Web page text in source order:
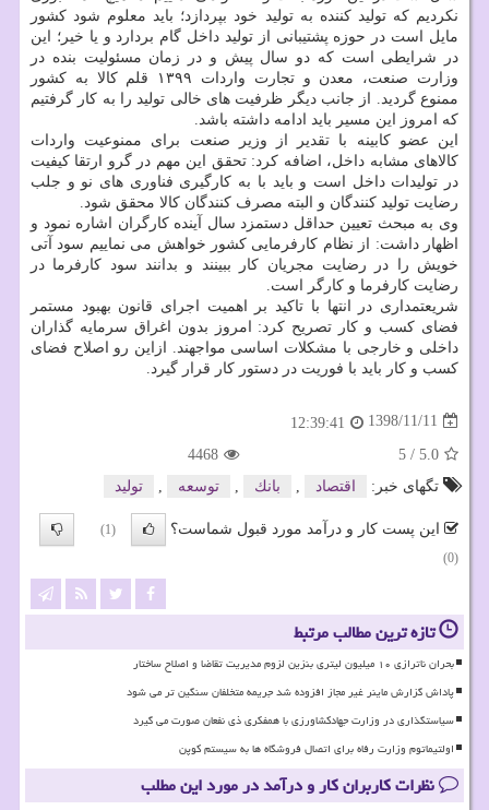
نكردیم كه تولید كننده به تولید خود بپردازد؛ باید معلوم شود كشور
مایل است در حوزه پشتیبانی از تولید داخل گام بردارد و یا خیر؛ این
در شرایطی است كه دو سال پیش و در زمان مسئولیت بنده در
وزارت صنعت، معدن و تجارت واردات ۱۳۹۹ قلم كالا به كشور
ممنوع گردید. از جانب دیگر ظرفیت های خالی تولید را به كار گرفتیم
كه امروز این مسیر باید ادامه داشته باشد.
این عضو كابینه با تقدیر از وزیر صنعت برای ممنوعیت واردات
كالاهای مشابه داخل، اضافه كرد: تحقق این مهم در گرو ارتقا كیفیت
در تولیدات داخل است و باید با به كارگیری فناوری های نو و جلب
رضایت تولید كنندگان و البته مصرف كنندگان كالا محقق شود.
وی به مبحث تعیین حداقل دستمزد سال آینده كارگران اشاره نمود و
اظهار داشت: از نظام كارفرمایی كشور خواهش می نماییم سود آتی
خویش را در رضایت مجریان كار ببینند و بدانند سود كارفرما در
رضایت كارفرما و كارگر است.
شریعتمداری در انتها با تاكید بر اهمیت اجرای قانون بهبود مستمر
فضای كسب و كار تصریح كرد: امروز بدون اغراق سرمایه گذاران
داخلی و خارجی با مشكلات اساسی مواجهند. ازاین رو اصلاح فضای
كسب و كار باید با فوریت در دستور كار قرار گیرد.
1398/11/11
12:39:41
5.0
/
5
4468
تگهای خبر:
اقتصاد بانك توسعه تولید
این پست کار و درآمد مورد قبول شماست؟
(1)
(0)
تازه ترین مطالب مرتبط
بحران ناترازی ۱۰ میلیون لیتری بنزین لزوم مدیریت تقاضا و اصلاح ساختار
پاداش گزارش ماینر غیر مجاز افزوده شد جریمه متخلفان سنگین تر می شود
سیاستگذاری در وزارت جهادکشاورزی با همفکری ذی نفعان صورت می گیرد
اولتیماتوم وزارت رفاه برای اتصال فروشگاه ها به سیستم کوپن
نظرات کاربران کار و درآمد در مورد این مطلب